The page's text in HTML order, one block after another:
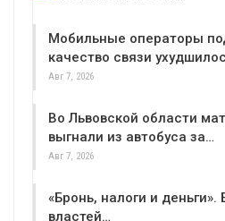
Мобильные операторы
качество связи
Авг 7, 2026
Во Львовской области
выгнали из автобуса за…
Авг 7, 2026
«Бронь, налоги и деньги».
властей…